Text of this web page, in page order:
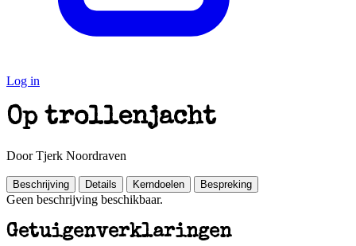
Log in
Op trollenjacht
Door Tjerk Noordraven
Beschrijving Details Kerndoelen Bespreking
Geen beschrijving beschikbaar.
Getuigenverklaringen